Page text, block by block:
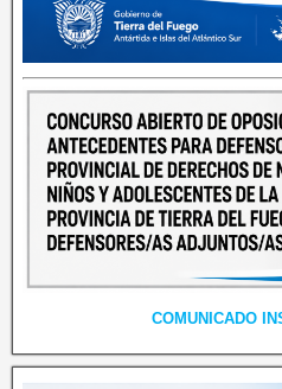
COMUNICADO